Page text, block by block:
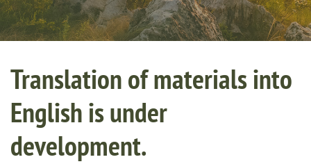
Translation of materials into
English is under
development.